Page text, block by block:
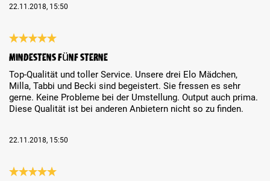
22.11.2018, 15:50
Mindestens fünf Sterne
Top-Qualität und toller Service. Unsere drei Elo Mädchen,
Milla, Tabbi und Becki sind begeistert. Sie fressen es sehr
gerne. Keine Probleme bei der Umstellung. Output auch prima.
Diese Qualität ist bei anderen Anbietern nicht so zu finden.
22.11.2018, 15:50